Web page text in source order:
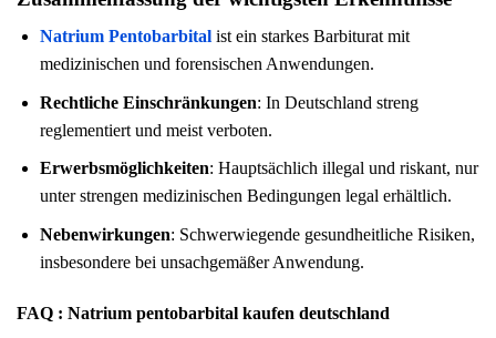
Natrium Pentobarbitalist ein starkes Barbiturat mit
medizinischen und forensischen Anwendungen.
Rechtliche Einschränkungen: In Deutschland streng
reglementiert und meist verboten.
Erwerbsmöglichkeiten: Hauptsächlich illegal und riskant, nur
unter strengen medizinischen Bedingungen legal erhältlich.
Nebenwirkungen: Schwerwiegende gesundheitliche Risiken,
insbesondere bei unsachgemäßer Anwendung.
FAQ : Natrium pentobarbital kaufen deutschland